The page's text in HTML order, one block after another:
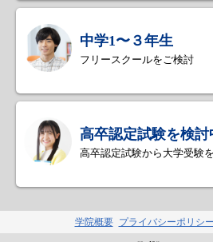
中学1〜３年生
フリースクールをご検討
高卒認定試験を検討
高卒認定試験から大学受験
学院概要 プライバシーポリシー